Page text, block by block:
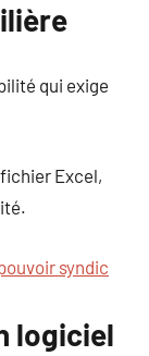
qui exige
Excel,
syndic
logiciel